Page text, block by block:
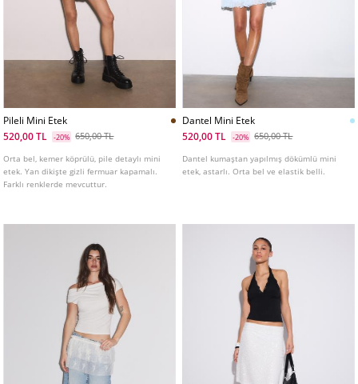
Pileli Mini Etek
520,00 TL
-20% 650,00 TL
Orta bel, kemer köprülü, pile detaylı mini
etek. Yan dikişte gizli fermuar kapamalı.
Farklı renklerde mevcuttur.
Dantel Mini Etek
520,00 TL
-20% 650,00 TL
Dantel kumaştan yapılmış dökümlü mini
etek, astarlı. Orta bel ve elastik belli.